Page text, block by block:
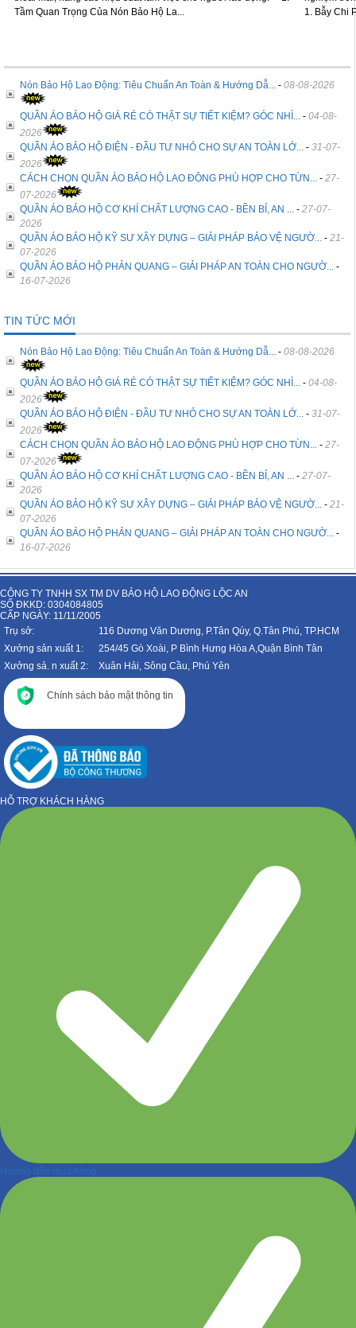
Tầm Quan Trọng Của Nón Bảo Hộ La...
1. Bẫy Chi
Nón Bảo Hộ Lao Động: Tiêu Chuẩn An Toàn & Hướng Dẫ... - 08-08-2026
QUẦN ÁO BẢO HỘ GIÁ RẺ CÓ THẬT SỰ TIẾT KIỆM? GÓC NHÌ... - 04-08-
2026
QUẦN ÁO BẢO HỘ ĐIỆN - ĐẦU TƯ NHỎ CHO SỰ AN TOÀN LỚ...
- 31-07-
2026
CÁCH CHỌN QUẦN ÁO BẢO HỘ LAO ĐỘNG PHÙ HỢP CHO TỪN...
- 27-
07-2026
QUẦN ÁO BẢO HỘ CƠ KHÍ CHẤT LƯỢNG CAO - BỀN BỈ, AN ...
- 27-07-
2026
QUẦN ÁO BẢO HỘ KỸ SƯ XÂY DỰNG – GIẢI PHÁP BẢO VỆ NGƯỜ...
- 21-
07-2026
QUẦN ÁO BẢO HỘ PHẢN QUANG – GIẢI PHÁP AN TOÀN CHO NGƯỜ...
-
16-07-2026
TIN TỨC MỚI
Nón Bảo Hộ Lao Động: Tiêu Chuẩn An Toàn & Hướng Dẫ... - 08-08-2026
QUẦN ÁO BẢO HỘ GIÁ RẺ CÓ THẬT SỰ TIẾT KIỆM? GÓC NHÌ... - 04-08-
2026
QUẦN ÁO BẢO HỘ ĐIỆN - ĐẦU TƯ NHỎ CHO SỰ AN TOÀN LỚ...
- 31-07-
2026
CÁCH CHỌN QUẦN ÁO BẢO HỘ LAO ĐỘNG PHÙ HỢP CHO TỪN...
- 27-
07-2026
QUẦN ÁO BẢO HỘ CƠ KHÍ CHẤT LƯỢNG CAO - BỀN BỈ, AN ...
- 27-07-
2026
QUẦN ÁO BẢO HỘ KỸ SƯ XÂY DỰNG – GIẢI PHÁP BẢO VỆ NGƯỜ...
- 21-
07-2026
QUẦN ÁO BẢO HỘ PHẢN QUANG – GIẢI PHÁP AN TOÀN CHO NGƯỜ...
-
16-07-2026
CÔNG TY TNHH SX TM DV BẢO HỘ LAO ĐỘNG LỘC AN
SỐ ĐKKD: 0304084805
CẤP NGÀY: 11/11/2005
Trụ sở:
116 Dương Văn Dương, P.Tân Qúy, Q.Tân Phú, TP.HCM
Xưởng sản xuất 1:
254/45 Gò Xoài, P Bình Hưng Hòa A,Quận Bình Tân
Xưởng sả. n xuất 2:
Xuân Hải, Sông Cầu, Phú Yên
Chính sách bảo mật thông tin
HỖ TRỢ KHÁCH HÀNG
Hướng dẫn mua hàng